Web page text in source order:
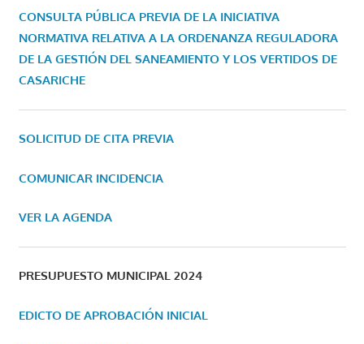
CONSULTA PÚBLICA PREVIA DE LA INICIATIVA
NORMATIVA RELATIVA A LA ORDENANZA REGULADORA
DE LA GESTIÓN DEL SANEAMIENTO Y LOS VERTIDOS DE
CASARICHE
SOLICITUD DE CITA PREVIA
COMUNICAR INCIDENCIA
VER LA AGENDA
PRESUPUESTO MUNICIPAL 2024
EDICTO DE APROBACIÓN INICIAL